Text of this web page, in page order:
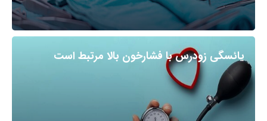
یائسگی زودرس با فشارخون بالا مرتبط است